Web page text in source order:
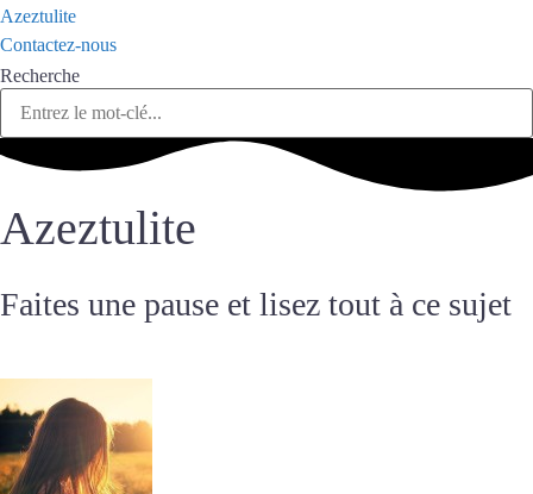
Azeztulite
Contactez-nous
Recherche
Azeztulite
Faites une pause et lisez tout à ce sujet